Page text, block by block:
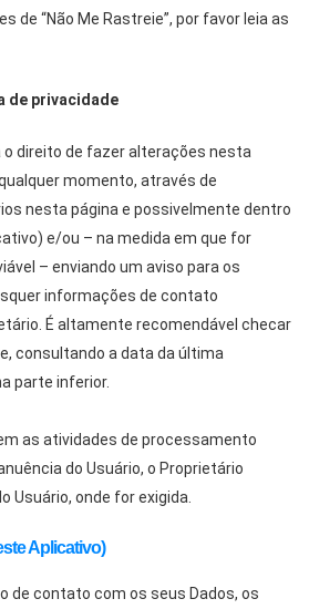
de “Não Me Rastreie”, por favor leia as
de privacidade
o direito de fazer alterações nesta
momento, através de
nesta página e possivelmente dentro
e/ou – na medida em que for
– enviando um aviso para os
informações de contato
É altamente recomendável checar
consultando a data da última
parte inferior.
as atividades de processamento
do Usuário, o Proprietário
Usuário, onde for exigida.
Aplicativo)
de contato com os seus Dados, os